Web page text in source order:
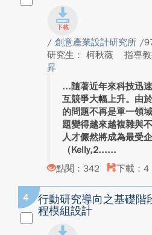
/ 創意產業設計研究所 /
研究生： 柯秋薇
指導教
昇
隨著近年來科技迅
互競爭大幅上升。由
的問題不再是單一領
題變得越來越複雜與
人才儼然將成為最受
（Kelly,2...
點閱：342
下載：4
4
行動研究導向之基礎階
程模組設計